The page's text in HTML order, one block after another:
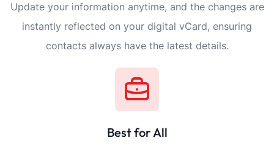
Update your information anytime, and the changes are
instantly reflected on your digital vCard, ensuring
contacts always have the latest details.
Best for All